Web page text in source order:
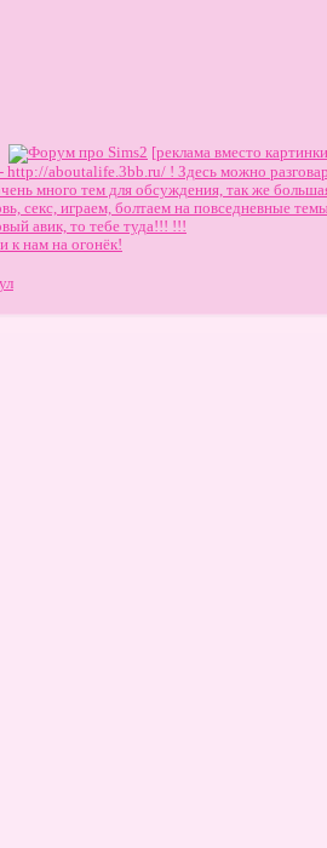
[реклама вместо